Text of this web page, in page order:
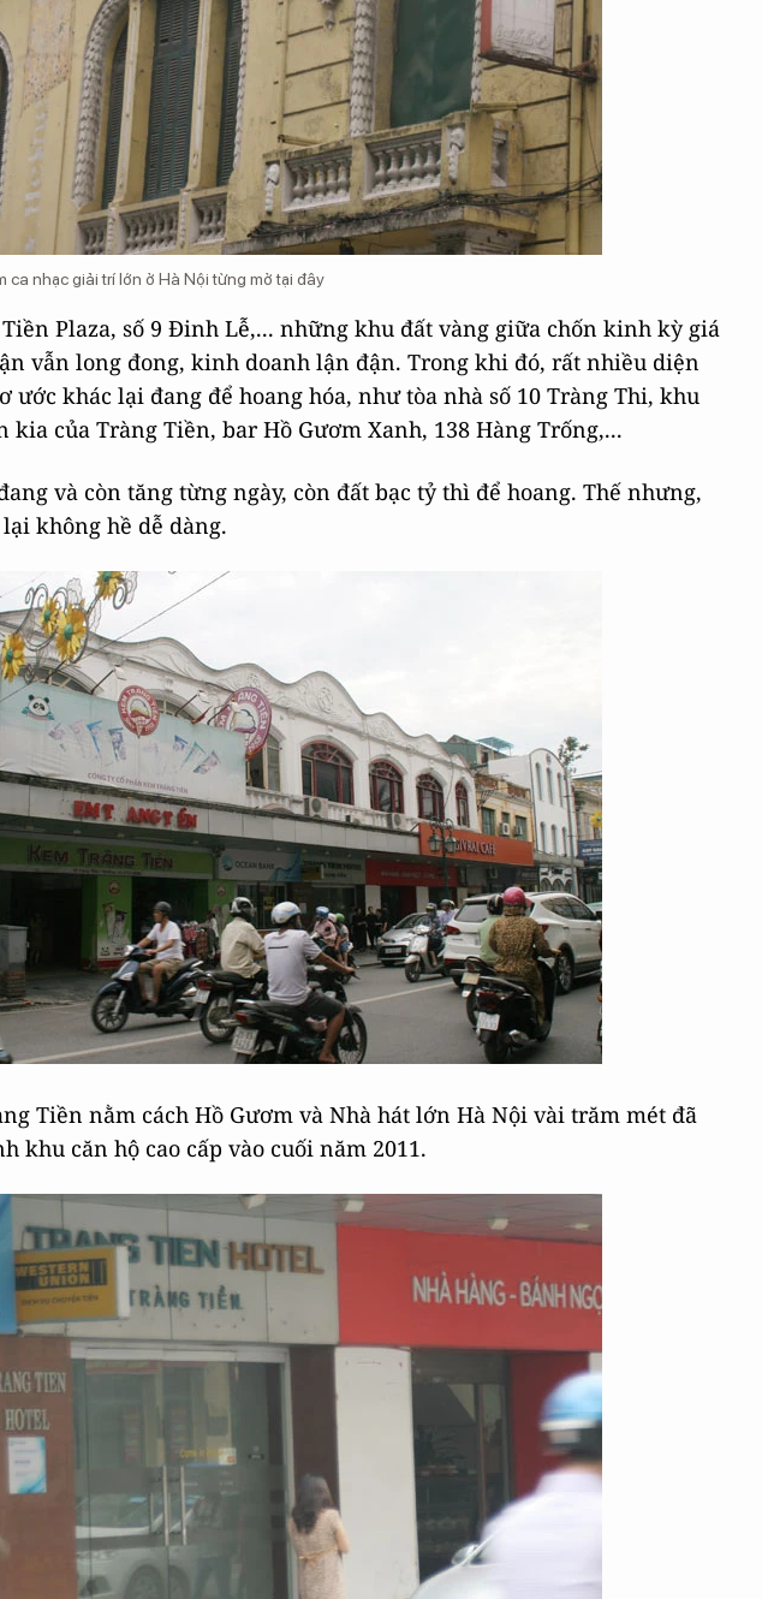
ca nhạc giải trí lớn ở Hà Nội từng mở tại đây
Plaza, số 9 Đinh Lễ,... những khu đất vàng giữa chốn kinh kỳ giá
vẫn long đong, kinh doanh lận đận. Trong khi đó, rất nhiều diện
ước khác lại đang để hoang hóa, như tòa nhà số 10 Tràng Thi, khu
kia của Tràng Tiền, bar Hồ Gươm Xanh, 138 Hàng Trống,...
và còn tăng từng ngày, còn đất bạc tỷ thì để hoang. Thế nhưng,
không hề dễ dàng.
Tiền nằm cách Hồ Gươm và Nhà hát lớn Hà Nội vài trăm mét đã
khu căn hộ cao cấp vào cuối năm 2011.